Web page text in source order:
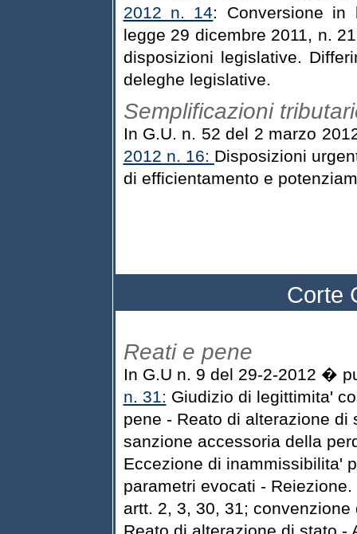
2012 n. 14: Conversione in
legge 29 dicembre 2011, n.
disposizioni legislative.
deleghe legislative.
Semplificazioni
In G.U. n. 52 del 2 marzo
2012 n. 16: Disposizioni
di efficientamento e
Corte
Reati e pene
In G.U n. 9 del 29-2-2012 �
n. 31: Giudizio di legittimita'
pene - Reato di alterazione
sanzione accessoria della
Eccezione di inammissibilita'
parametri evocati -
artt. 2, 3, 30, 31;